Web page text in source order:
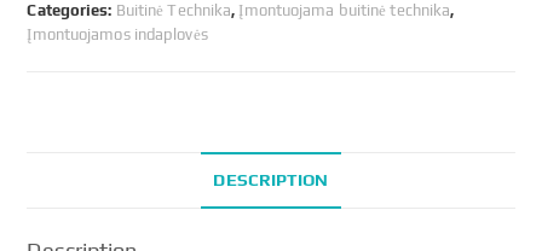
Categories: Buitinė Technika, Įmontuojama buitinė technika,
Įmontuojamos indaplovės
DESCRIPTION